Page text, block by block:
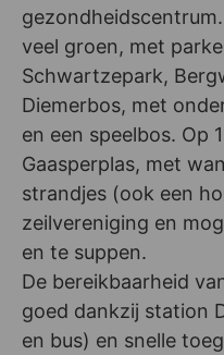
veel groen, met
Schwartzepark,
Diemerbos, met
en een speelbos. Op
Gaasperplas, met
strandjes (ook een
zeilvereniging en
en te suppen.
De bereikbaarheid
goed dankzij station
en bus) en snelle